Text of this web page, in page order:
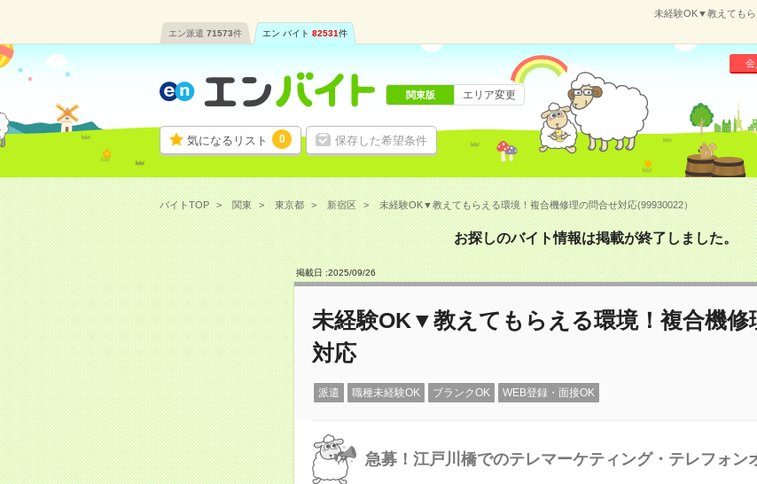
未経験OK▼教えてもら
エン派遣 71573件 エン バイト 82531件
気になるリスト 0 保存した希望条件
会
関東版 エリア変更
バイトTOP 関東 東京都 新宿区 未経験OK▼教えてもらえる環境！複合機修理の問合せ対応(99930022）
お探しのバイト情報は掲載が終了しました。
掲載日 :2025/09/26
未経験OK▼教えてもらえる環境！複合機修
対応
派遣 職種未経験OK ブランクOK WEB登録・面接OK
急募！江戸川橋でのテレマーケティング・テレフォン